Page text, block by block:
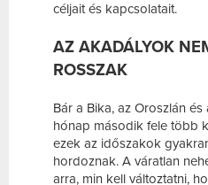
céljait és kapcsolatait.
AZ AKADÁLYOK
ROSSZAK
Bár a Bika, az Oroszlán
hónap második fele több
ezek az időszakok
hordoznak. A váratlan
arra, min kell változtatni,